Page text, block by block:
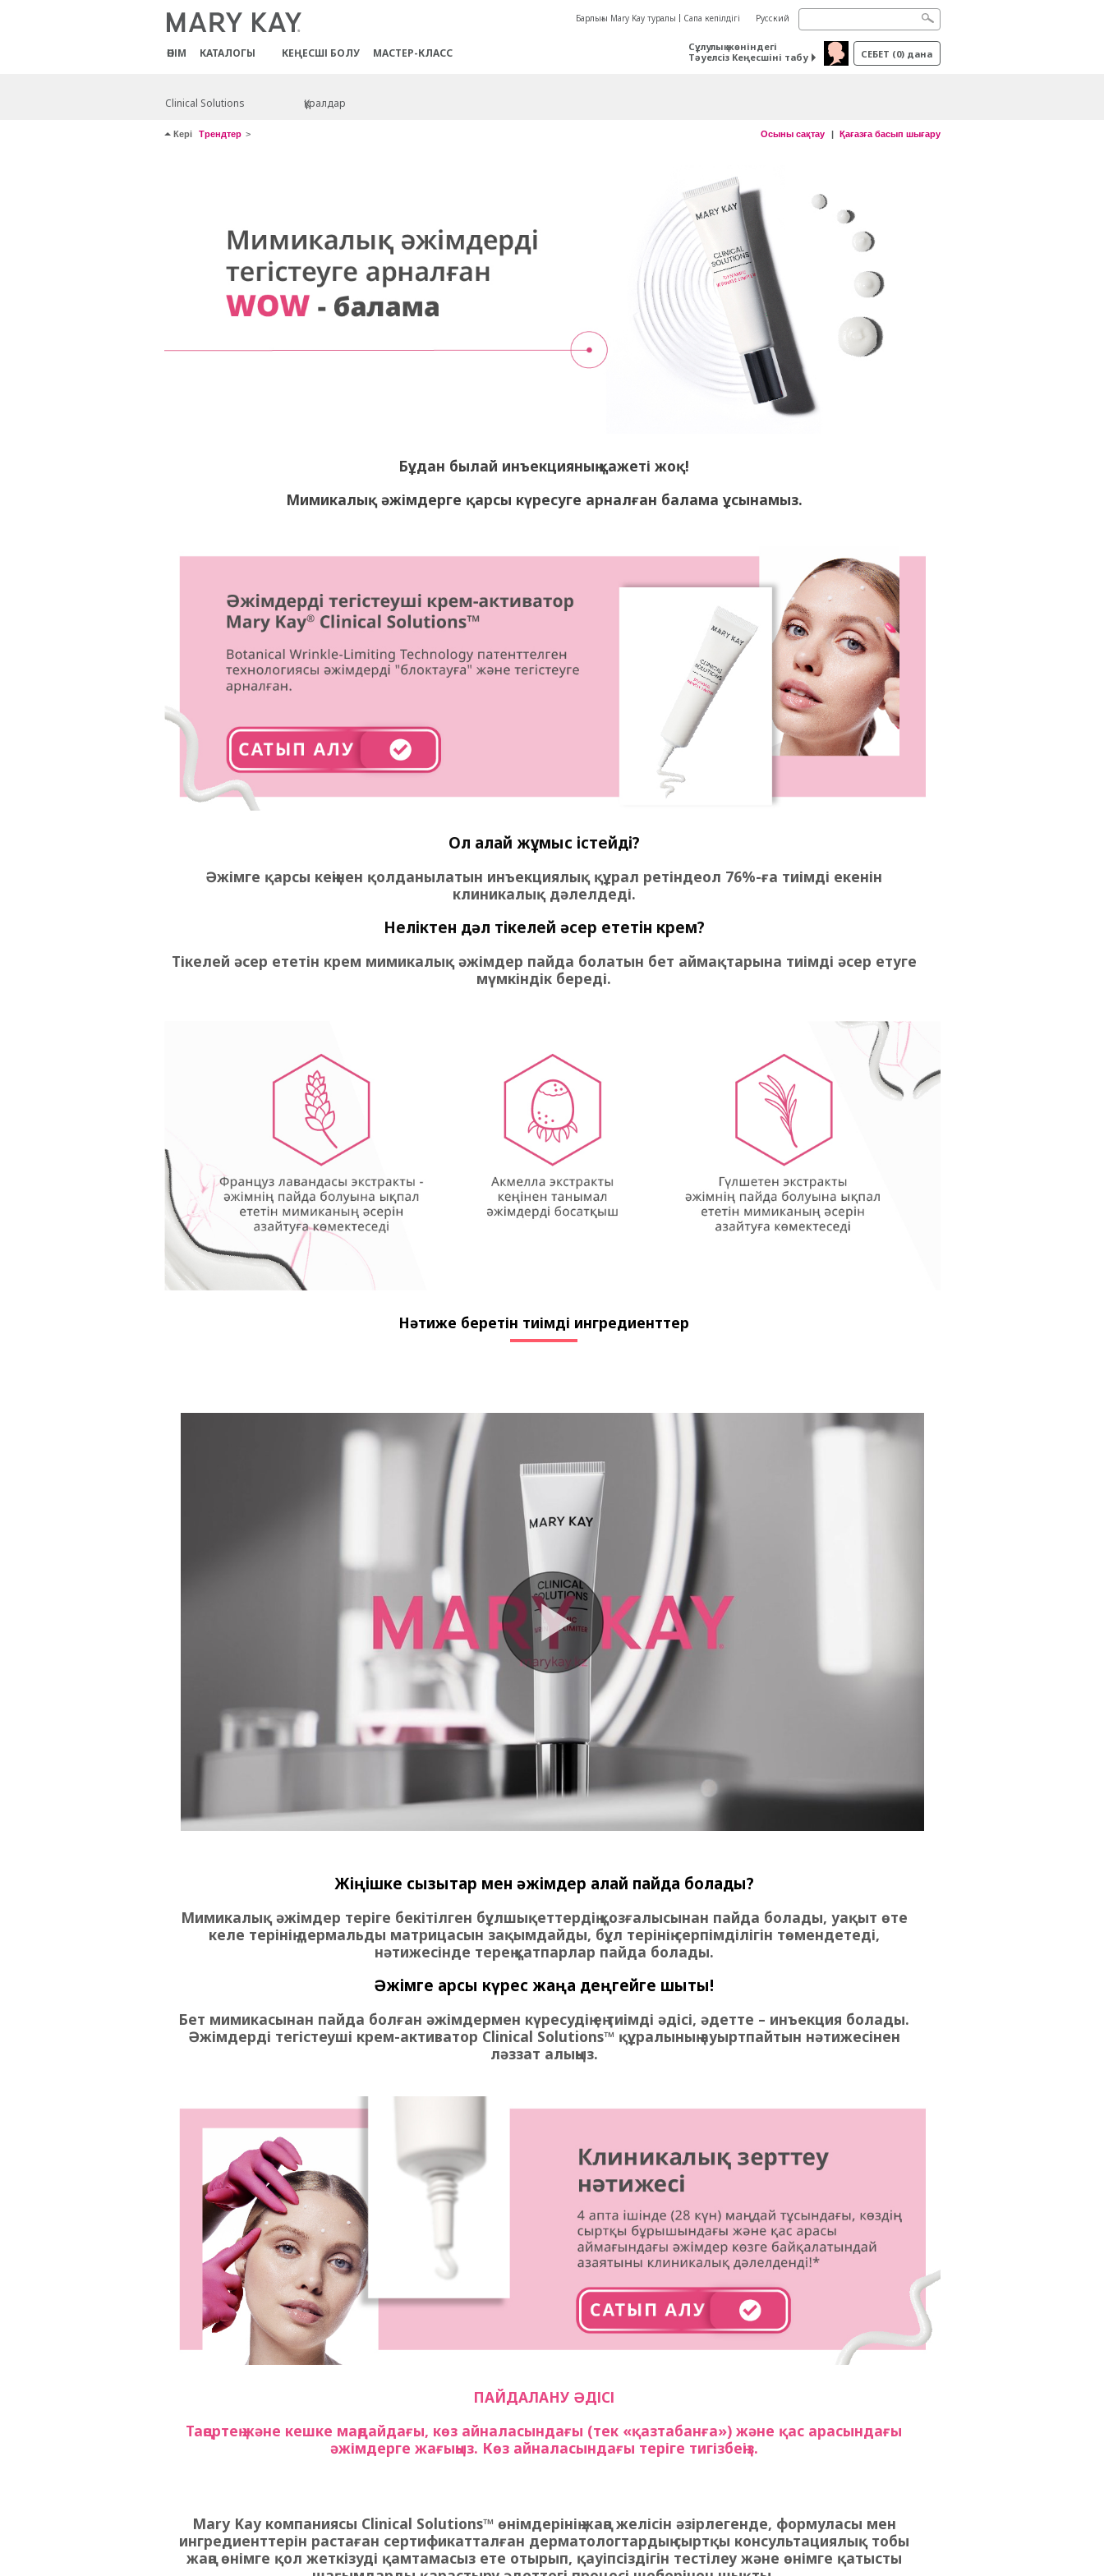
ӨНІМ КАТАЛОГЫ КЕҢЕСШІ БОЛУ МАСТЕР-КЛАСС
Барлығы Mary Kay туралы Сапа кепілдігі Русский
Сұлулық жөніндегі
Тәуелсіз Кеңесшіні табу
СЕБЕТ (0) дана
Clinical Solutions Құралдар
Кері Трендтер Осыны сақтау Қағазға басып шығару
Бұдан былай инъекцияның қажеті жоқ!
Мимикалық әжімдерге қарсы күресуге арналған балама ұсынамыз.
Ол қалай жұмыс істейді?
Әжімге қарсы кеңінен қолданылатын инъекциялық құрал ретіндеол 76%-ға тиімді екенін
клиникалық дәлелдеді.
Неліктен дәл тікелей әсер ететін крем?
Тікелей әсер ететін крем мимикалық әжімдер пайда болатын бет аймақтарына тиімді әсер етуге
мүмкіндік береді.
Нәтиже беретін тиімді ингредиенттер
Жіңішке сызықтар мен әжімдер қалай пайда болады?
Мимикалық әжімдер теріге бекітілген бұлшықеттердің қозғалысынан пайда болады, уақыт өте
келе терінің дермальды матрицасын зақымдайды, бұл терінің серпімділігін төмендетеді,
нәтижесінде терең қатпарлар пайда болады.
Әжімге қарсы күрес жаңа деңгейге шықты!
Бет мимикасынан пайда болған әжімдермен күресудің ең тиімді әдісі, әдетте – инъекция болады.
Әжімдерді тегістеуші крем-активатор Clinical Solutions™ құралының ауыртпайтын нәтижесінен
ләззат алыңыз.
ПАЙДАЛАНУ ӘДІСІ
Таңертең және кешке маңдайдағы, көз айналасындағы (тек «қазтабанға») және қас арасындағы
әжімдерге жағыңыз. Көз айналасындағы теріге тигізбеңіз.
Mary Kay компаниясы Clinical Solutions™ өнімдерінің жаңа желісін әзірлегенде, формуласы мен
ингредиенттерін растаған сертификатталған дерматологтардың сыртқы консультациялық тобы
жаңа өнімге қол жеткізуді қамтамасыз ете отырып, қауіпсіздігін тестілеу және өнімге қатысты